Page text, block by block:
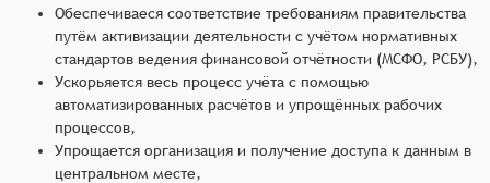
Обеспечиваеся соответствие требованиям правительства
путём активизации деятельности с учётом нормативных
стандартов ведения финансовой отчётности (МСФО, РСБУ),
Ускорьяется весь процесс учёта с помощью
автоматизированных расчётов и упрощённых рабочих
процессов,
Упрощается организация и получение доступа к данным в
центральном месте,